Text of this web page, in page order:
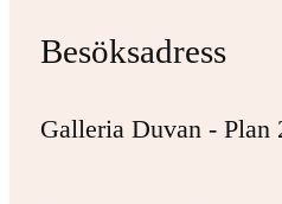
Besöksadress
Galleria Duvan - Plan